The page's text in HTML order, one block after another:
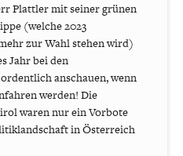
Plattler mit seiner grünen
(welche 2023
zur Wahl stehen wird)
Jahr bei den
anschauen, wenn
werden! Die
waren nur ein Vorbote
in Österreich